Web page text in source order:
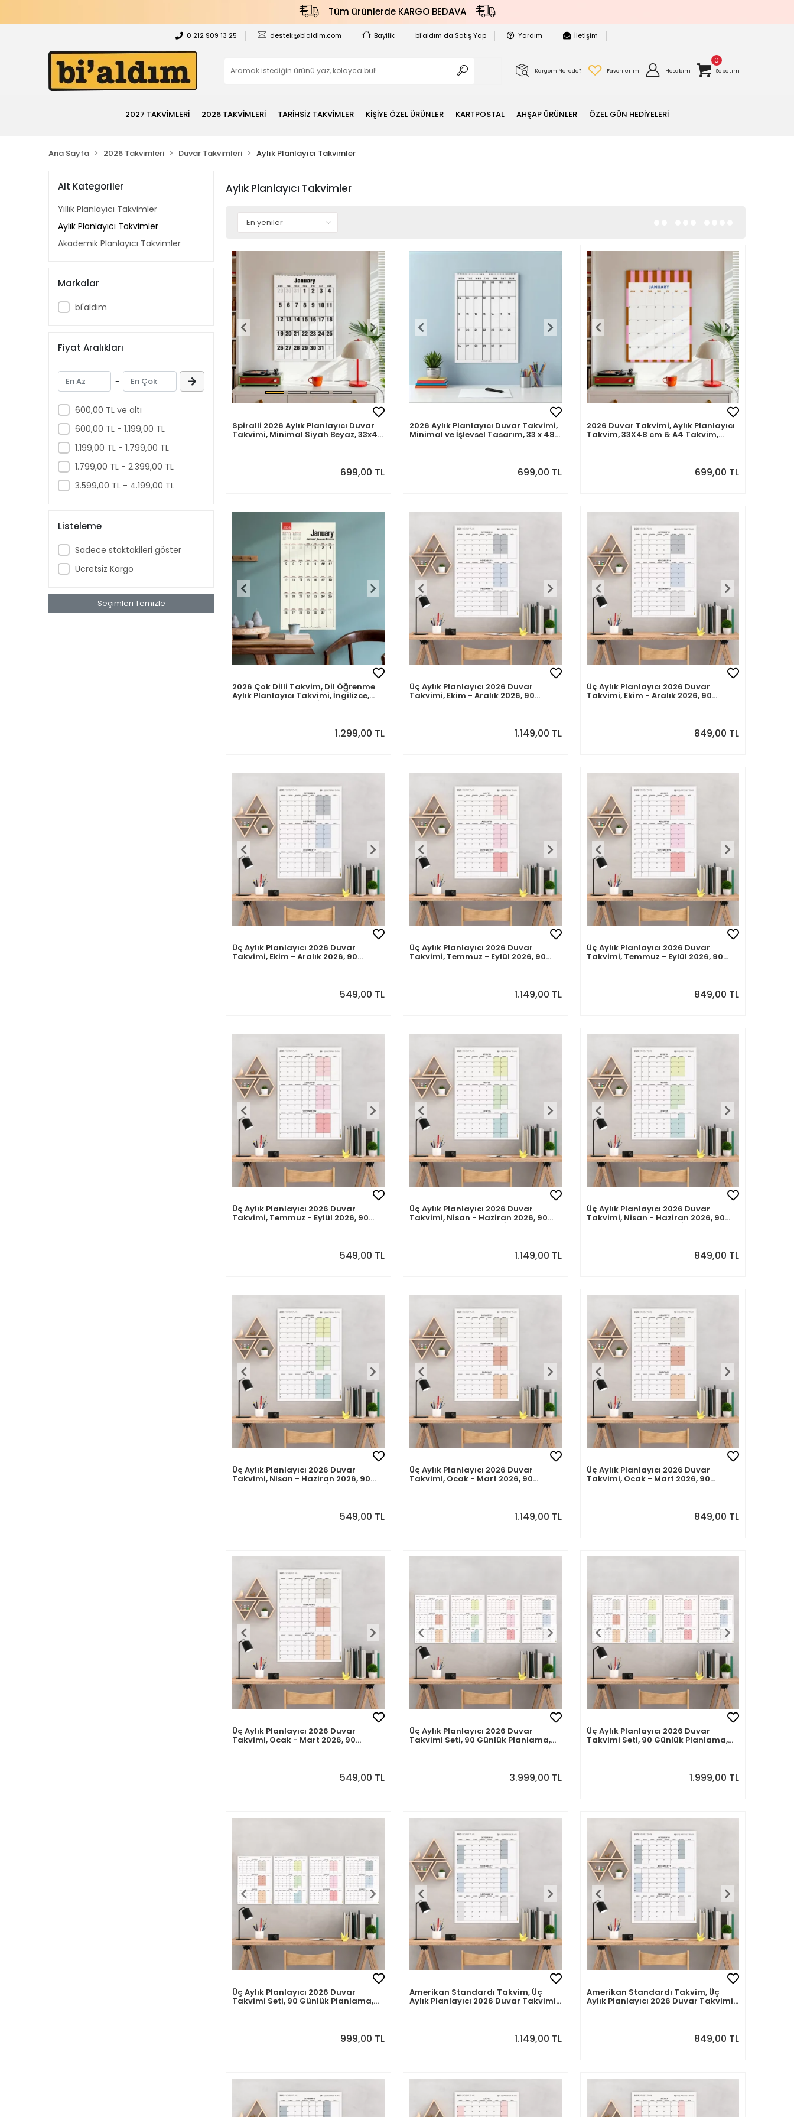
Tüm ürünlerde KARGO BEDAVA
0 212 909 13 25 destek@bialdim.com Bayilik bi'aldım da Satış Yap Yardım İletişim
Kargom Nerede? Favorilerim Hesabım
0
Sepetim
2027 TAKVİMLERİ 2026 TAKVİMLERİ TARİHSİZ TAKVİMLER KİŞİYE ÖZEL ÜRÜNLER KARTPOSTAL AHŞAP ÜRÜNLER ÖZEL GÜN HEDİYELERİ
Ana Sayfa 2026 Takvimleri Duvar Takvimleri Aylık Planlayıcı Takvimler
Alt Kategoriler
Yıllık Planlayıcı Takvimler
Aylık Planlayıcı Takvimler
Akademik Planlayıcı Takvimler
Markalar
bi'aldım
Fiyat Aralıkları
-
600,00 TL ve altı
600,00 TL - 1.199,00 TL
1.199,00 TL - 1.799,00 TL
1.799,00 TL - 2.399,00 TL
3.599,00 TL - 4.199,00 TL
Listeleme
Sadece stoktakileri göster
Ücretsiz Kargo
Seçimleri Temizle
Aylık Planlayıcı Takvimler
Spiralli 2026 Aylık Planlayıcı Duvar
Takvimi, Minimal Siyah Beyaz, 33x48
699,00 TL
2026 Aylık Planlayıcı Duvar Takvimi,
Minimal ve İşlevsel Tasarım, 33 x 48
699,00 TL
2026 Duvar Takvimi, Aylık Planlayıcı
Takvim, 33X48 cm & A4 Takvim,
699,00 TL
2026 Çok Dilli Takvim, Dil Öğrenme
Aylık Planlayıcı Takvimi, İngilizce,
Almanca, Fransızca, İspanyolca
1.299,00 TL
Üç Aylık Planlayıcı 2026 Duvar
Takvimi, Ekim - Aralık 2026, 90
1.149,00 TL
Üç Aylık Planlayıcı 2026 Duvar
Takvimi, Ekim - Aralık 2026, 90
849,00 TL
Üç Aylık Planlayıcı 2026 Duvar
Takvimi, Ekim - Aralık 2026, 90
549,00 TL
Üç Aylık Planlayıcı 2026 Duvar
Takvimi, Temmuz - Eylül 2026, 90
Günlük Planlama, Yılın Üçüncü
1.149,00 TL
Üç Aylık Planlayıcı 2026 Duvar
Takvimi, Temmuz - Eylül 2026, 90
Günlük Planlama, Yılın Üçüncü
849,00 TL
Üç Aylık Planlayıcı 2026 Duvar
Takvimi, Temmuz - Eylül 2026, 90
Günlük Planlama, Yılın Üçüncü
549,00 TL
Üç Aylık Planlayıcı 2026 Duvar
Takvimi, Nisan - Haziran 2026, 90
Günlük Planlama, Yılın İkinci Çeyreği
1.149,00 TL
Üç Aylık Planlayıcı 2026 Duvar
Takvimi, Nisan - Haziran 2026, 90
Günlük Planlama, Yılın İkinci Çeyreği
849,00 TL
Üç Aylık Planlayıcı 2026 Duvar
Takvimi, Nisan - Haziran 2026, 90
Günlük Planlama, Yılın İkinci Çeyreği
549,00 TL
Üç Aylık Planlayıcı 2026 Duvar
Takvimi, Ocak - Mart 2026, 90
1.149,00 TL
Üç Aylık Planlayıcı 2026 Duvar
Takvimi, Ocak - Mart 2026, 90
849,00 TL
Üç Aylık Planlayıcı 2026 Duvar
Takvimi, Ocak - Mart 2026, 90
549,00 TL
Üç Aylık Planlayıcı 2026 Duvar
Takvimi Seti, 90 Günlük Planlama,
3.999,00 TL
Üç Aylık Planlayıcı 2026 Duvar
Takvimi Seti, 90 Günlük Planlama,
1.999,00 TL
Üç Aylık Planlayıcı 2026 Duvar
Takvimi Seti, 90 Günlük Planlama,
999,00 TL
Amerikan Standardı Takvim, Üç
Aylık Planlayıcı 2026 Duvar Takvimi,
Başlangıçlı Takvim - 70x100cm1.149,00 TL
Amerikan Standardı Takvim, Üç
Aylık Planlayıcı 2026 Duvar Takvimi,
Başlangıçlı Takvim - 50x70cm849,00 TL